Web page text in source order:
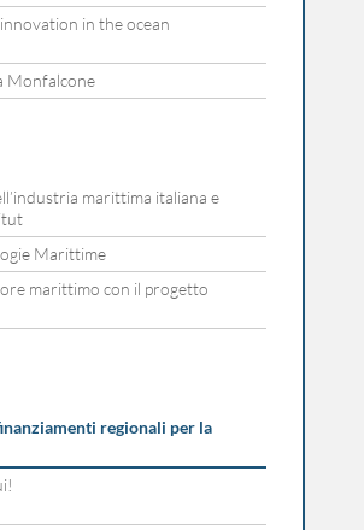
in the ocean
Monfalcone
marittima italiana e
Marittime
marittimo con il progetto
regionali per la